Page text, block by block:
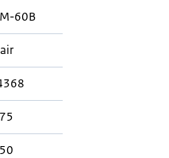
60B